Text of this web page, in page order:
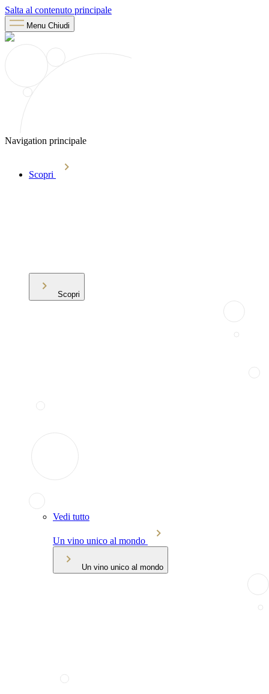
Salta al contenuto principale
Menu Chiudi
Navigation principale
Scopri
Scopri
Vedi tutto
Un vino unico al mondo
Un vino unico al mondo